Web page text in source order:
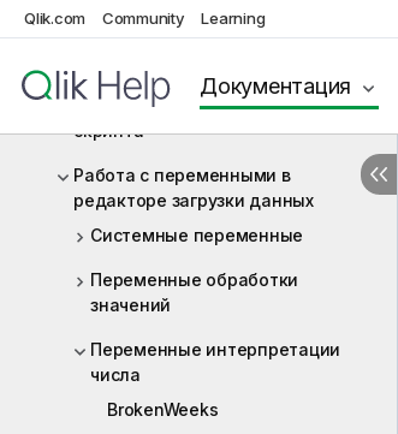
Qlik.com Community Learning
Документация
диаграммы
Операторы и ключевые слова
скрипта
Работа с переменными в
редакторе загрузки данных
Системные переменные
Переменные обработки
значений
Переменные интерпретации
числа
BrokenWeeks